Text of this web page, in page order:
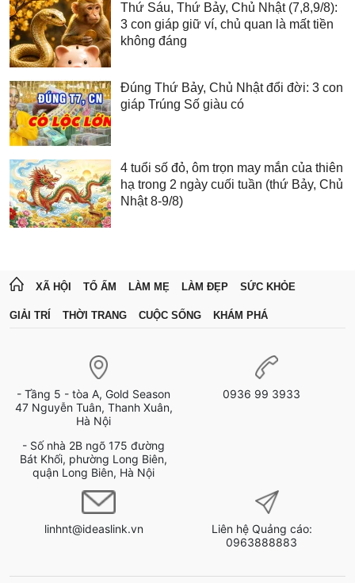
Thứ Sáu, Thứ Bảy, Chủ Nhật (7,8,9/8):
3 con giáp giữ ví, chủ quan là mất tiền
không đáng
Đúng Thứ Bảy, Chủ Nhật đổi đời: 3 con
giáp Trúng Số giàu có
4 tuổi số đỏ, ôm trọn may mắn của thiên
hạ trong 2 ngày cuối tuần (thứ Bảy, Chủ
Nhật 8-9/8)
XÃ HỘI TỔ ẤM LÀM MẸ LÀM ĐẸP SỨC KHỎE
GIẢI TRÍ THỜI TRANG CUỘC SỐNG KHÁM PHÁ
- Tầng 5 - tòa A, Gold Season
47 Nguyễn Tuân, Thanh Xuân,
Hà Nội
- Số nhà 2B ngõ 175 đường
Bát Khối, phường Long Biên,
quận Long Biên, Hà Nội
0936 99 3933
linhnt@ideaslink.vn
Liên hệ Quảng cáo:
0963888883